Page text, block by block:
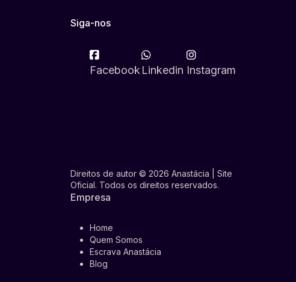
Siga-nos
Facebook Linkedin Instagram
Direitos de autor © 2026 Anastácia | Site
Oficial. Todos os direitos reservados.
Empresa
Home
Quem Somos
Escrava Anastácia
Blog